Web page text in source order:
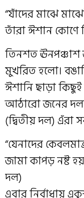
“যাঁদের মাঝে
তাঁরা ঈশান কোণে
তিনশত ঊনপঞ্চাশ
মুখরিত হলো।
ঈশানি ছাড়া
আঠারো জনের
(দ্বিতীয় দল) এঁরা
“যেনাদের
জামা কাপড় নষ্ট
দল)
এবার নির্বাধায়